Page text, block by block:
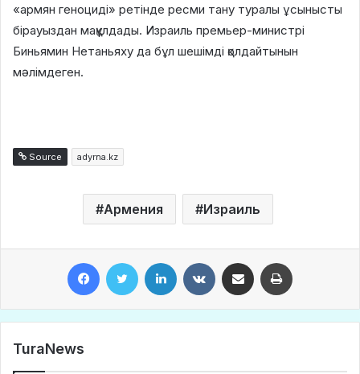
«армян геноциді» ретінде ресми тану туралы ұсынысты
бірауыздан мақұлдады. Израиль премьер-министрі
Биньямин Нетаньяху да бұл шешімді қолдайтынын
мәлімдеген.
Source adyrna.kz
Армения Израиль
TuraNews